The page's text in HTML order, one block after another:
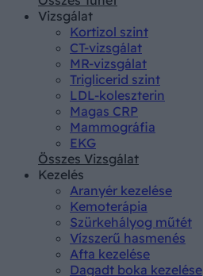
Vizsgálat
Kortizol szint
CT-vizsgálat
MR-vizsgálat
Triglicerid szint
LDL-koleszterin
Magas CRP
Mammográfia
EKG
Összes Vizsgálat
Kezelés
Aranyér kezelése
Kemoterápia
Szürkehályog műtét
Vízszerű hasmenés
Afta kezelése
Dagadt boka kezelése